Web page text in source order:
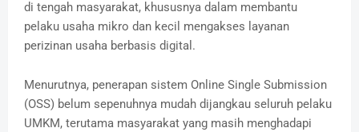
di tengah masyarakat, khususnya dalam membantu
pelaku usaha mikro dan kecil mengakses layanan
perizinan usaha berbasis digital.
‎Menurutnya, penerapan sistem Online Single Submission
(OSS) belum sepenuhnya mudah dijangkau seluruh pelaku
UMKM, terutama masyarakat yang masih menghadapi